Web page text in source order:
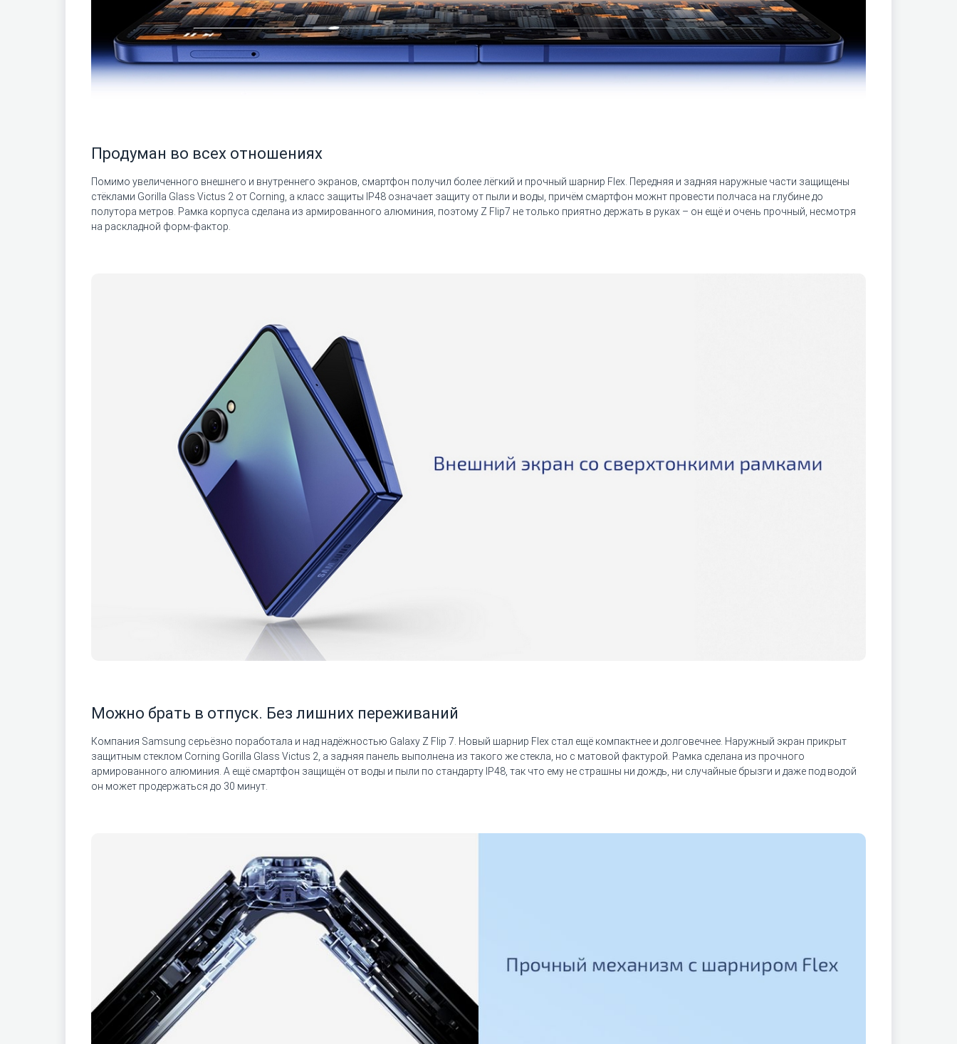
Продуман во всех отношениях
Помимо увеличенного внешнего и внутреннего экранов, смартфон получил более лёгкий и прочный шарнир Flex. Передняя и задняя наружные части защищены
стёклами Gorilla Glass Victus 2 от Corning, а класс защиты IP48 означает защиту от пыли и воды, причём смартфон можнт провести полчаса на глубине до
полутора метров. Рамка корпуса сделана из армированного алюминия, поэтому Z Flip7 не только приятно держать в руках – он ещё и очень прочный, несмотря
на раскладной форм-фактор.
Можно брать в отпуск. Без лишних переживаний
Компания Samsung серьёзно поработала и над надёжностью Galaxy Z Flip 7. Новый шарнир Flex стал ещё компактнее и долговечнее. Наружный экран прикрыт
защитным стеклом Corning Gorilla Glass Victus 2, а задняя панель выполнена из такого же стекла, но с матовой фактурой. Рамка сделана из прочного
армированного алюминия. А ещё смартфон защищён от воды и пыли по стандарту IP48, так что ему не страшны ни дождь, ни случайные брызги и даже под водой
он может продержаться до 30 минут.